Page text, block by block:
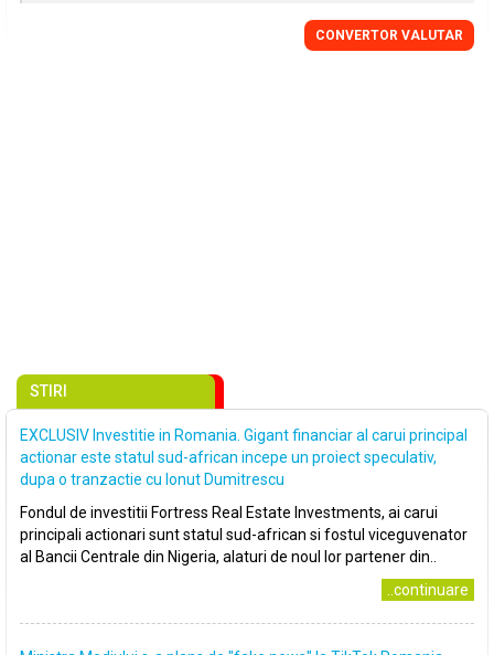
CONVERTOR VALUTAR
STIRI
EXCLUSIV Investitie in Romania. Gigant financiar al carui principal
actionar este statul sud-african incepe un proiect speculativ,
dupa o tranzactie cu Ionut Dumitrescu
Fondul de investitii Fortress Real Estate Investments, ai carui
principali actionari sunt statul sud-african si fostul viceguvenator
al Bancii Centrale din Nigeria, alaturi de noul lor partener din..
..continuare